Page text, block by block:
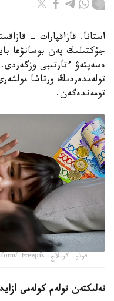
جۇكتىلىك پەن بوسانۋعا
ەسەپتەۋ ءتارتىبى
تولەمدەردىڭ ورتاشا
تومەندەگەن.
فوتو: كوللاج: Kazinform/ Freepik
نەلىكتەن تولەم كولەمى